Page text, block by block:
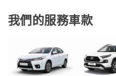
我們的服務車款